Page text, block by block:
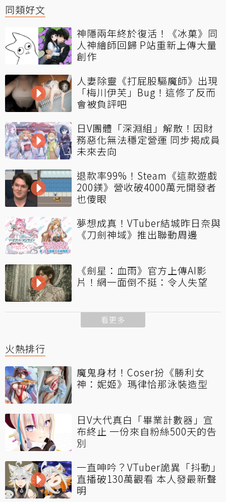
同類好文
神隱兩年終於復活！《冰菓》同
人神繪師回歸 P站重新上傳大量
創作
人妻除靈《打屁股驅魔師》出現
「梅川伊芙」Bug！這修了反而
會被負評吧
日V團體「深淵組」解散！因財
務惡化無法穩定營運 同步揭成員
未來去向
退款率99%！Steam《這款遊戲
200鎂》營收破4000萬元開發者
也傻眼
夢想成真！VTuber結城昨日奈與
《刀劍神域》推出聯動周邊
《劍星：血雨》官方上傳AI影
片！網一面倒不挺：令人失望
看更多
火熱排行
魔鬼身材！Coser扮《勝利女
神：妮姬》瑪律恰那泳裝造型
日V大代真白「畢業計數器」宣
布終止 一份來自粉絲500天的告
別
一直呻吟？VTuber詭異「抖動」
直播破130萬觀看 本人發最新聲
明